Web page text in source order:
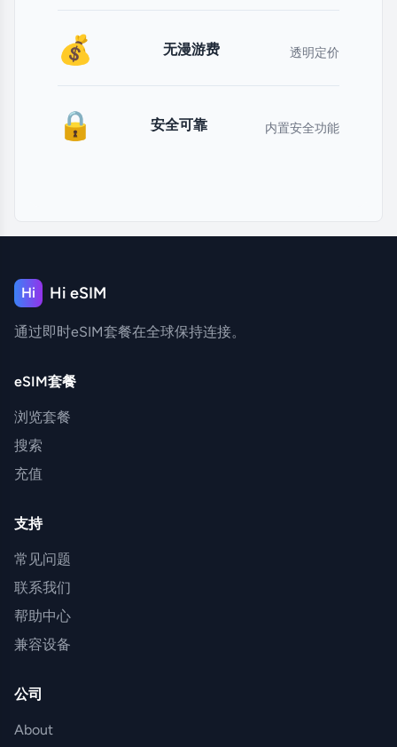
💰 无漫游费 透明定价
🔒 安全可靠 内置安全功能
Hi Hi eSIM
通过即时eSIM套餐在全球保持连接。
eSIM套餐
浏览套餐
搜索
充值
支持
常见问题
联系我们
帮助中心
兼容设备
公司
About